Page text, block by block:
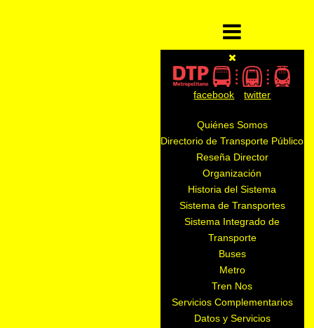
facebook twitter
Quiénes Somos
Directorio de Transporte Público
Reseña Director
Organización
Historia del Sistema
Sistema de Transportes
Sistema Integrado de
Transporte
Buses
Metro
Tren Nos
Servicios Complementarios
Datos y Servicios